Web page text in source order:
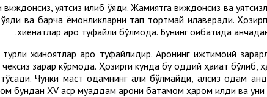
уятсиз қилиб қўяди. Жамиятга виждонсиз ва
ва барча ёмонликларни тап тортмай қилаверади.
хиёнатлар ароқ туфайли бўлмоқда. Бунинг оқибатида
жиноятлар ароқ туфайлидир. Ароқнинг ижтимоий
зарар кўрмоқда. Ҳозирги кунда бу оддий ҳақиқат бўлиб,
Чунки маст одамнинг ақли бўлмайди, ақлсиз одам
бундан XV аср муқаддам ароқни батамом ҳаром қилди ва уни